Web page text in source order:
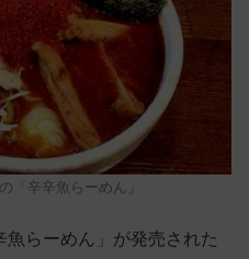
「辛辛魚らーめん」
らーめん」が発売された